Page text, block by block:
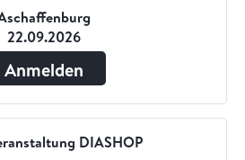
22.09.2026
Anmelden
DIASHOP